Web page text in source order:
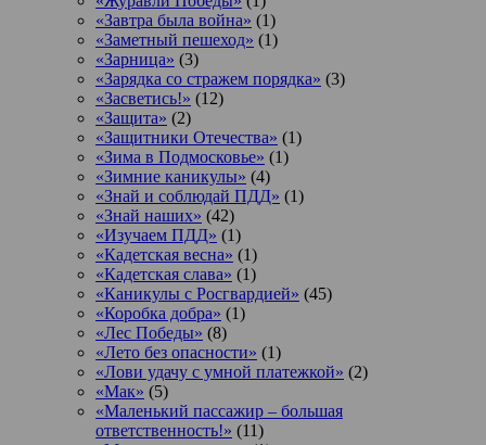
«Завтра была война» (1)
«Заметный пешеход» (1)
«Зарница» (3)
«Зарядка со стражем порядка» (3)
«Засветись!» (12)
«Защита» (2)
«Защитники Отечества» (1)
«Зима в Подмосковье» (1)
«Зимние каникулы» (4)
«Знай и соблюдай ПДД» (1)
«Знай наших» (42)
«Изучаем ПДД» (1)
«Кадетская весна» (1)
«Кадетская слава» (1)
«Каникулы с Росгвардией» (45)
«Коробка добра» (1)
«Лес Победы» (8)
«Лето без опасности» (1)
«Лови удачу с умной платежкой» (2)
«Мак» (5)
«Маленький пассажир – большая
ответственность!» (11)